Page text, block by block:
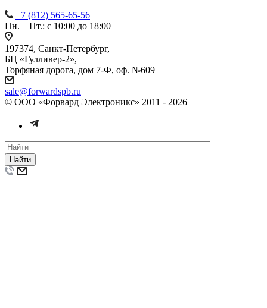
+7 (812) 565-65-56
Пн. – Пт.: с 10:00 до 18:00
197374, Санкт-Петербург,
БЦ «Гулливер-2»,
Торфяная дорога, дом 7-Ф, оф. №609
sale@forwardspb.ru
© ООО «Форвард Электроникс» 2011 - 2026
Найти